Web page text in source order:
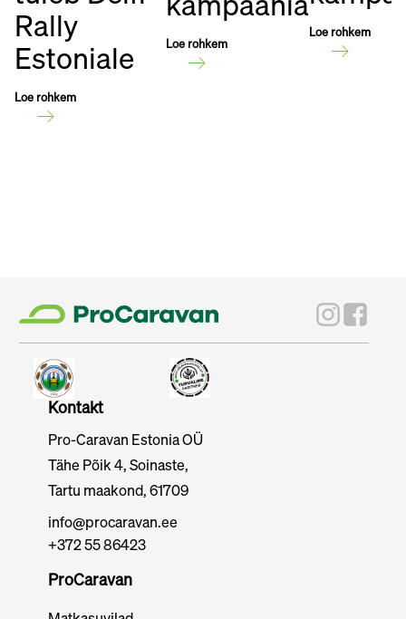
Rally
Estoniale
Loe rohkem
Loe rohkem
Loe rohkem
Kontakt
Pro-Caravan Estonia OÜ
Tähe Põik 4, Soinaste,
Tartu maakond, 61709
info@procaravan.ee
+372 55 86423
ProCaravan